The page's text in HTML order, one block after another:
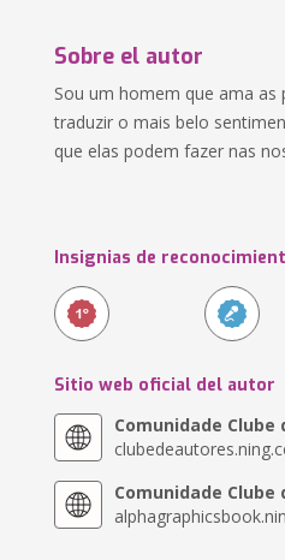
Sobre el autor
Sou um homem que ama
traduzir o mais belo
que elas podem fazer nas
Insignias de
Sitio web oficial del autor
Comunidade Clube
Comunidade Clube